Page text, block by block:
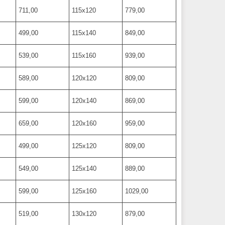
711,00 115х120 779,00
499,00 115х140 849,00
539,00 115х160 939,00
589,00 120х120 809,00
599,00 120х140 869,00
659,00 120х160 959,00
499,00 125х120 809,00
549,00 125х140 889,00
599,00 125х160 1029,00
519,00 130х120 879,00